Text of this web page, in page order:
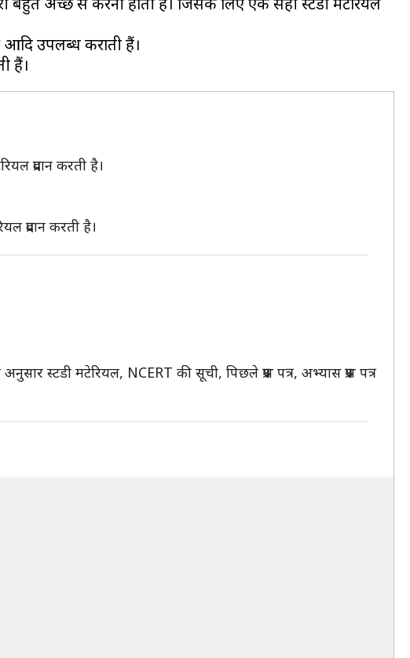
आदि उपलब्ध कराती हैं।
प्रदान करती है।
प्रदान करती है।
स्टडी मटेरियल, NCERT की सूची, पिछले प्रश्न पत्र, अभ्यास प्रश्न पत्र